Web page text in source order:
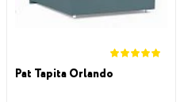
Pat Tapita Orlando